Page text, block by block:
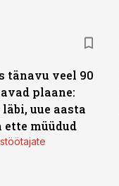
tänavu veel 90
plaane:
uue aasta
müüdud